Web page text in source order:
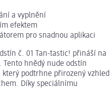
a vyplnění
efektem
pro snadnou aplikaci
č. 01 Tan-tastic! přináší na
hnědý nude odstín
podtrhne přirozený vzhled
Díky speciálnímu